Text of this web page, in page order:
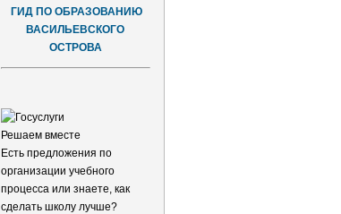
ГИД ПО ОБРАЗОВАНИЮ
ВАСИЛЬЕВСКОГО
ОСТРОВА
Решаем вместе
Есть предложения по
организации учебного
процесса или знаете, как
сделать школу лучше?